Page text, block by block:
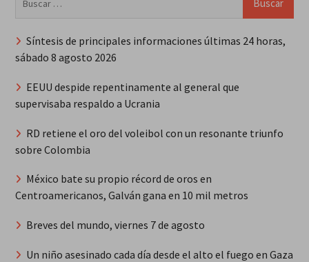
Síntesis de principales informaciones últimas 24 horas,
sábado 8 agosto 2026
EEUU despide repentinamente al general que
supervisaba respaldo a Ucrania
RD retiene el oro del voleibol con un resonante triunfo
sobre Colombia
México bate su propio récord de oros en
Centroamericanos, Galván gana en 10 mil metros
Breves del mundo, viernes 7 de agosto
Un niño asesinado cada día desde el alto el fuego en Gaza